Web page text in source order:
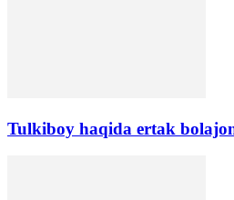
Tulkiboy haqida ertak